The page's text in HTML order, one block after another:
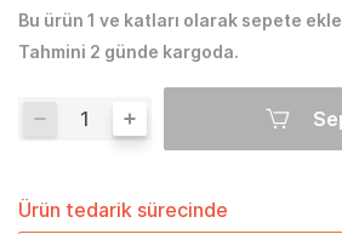
Bu ürün 1 ve katları olarak sepete
Tahmini 2 günde kargoda.
Ürün tedarik sürecinde